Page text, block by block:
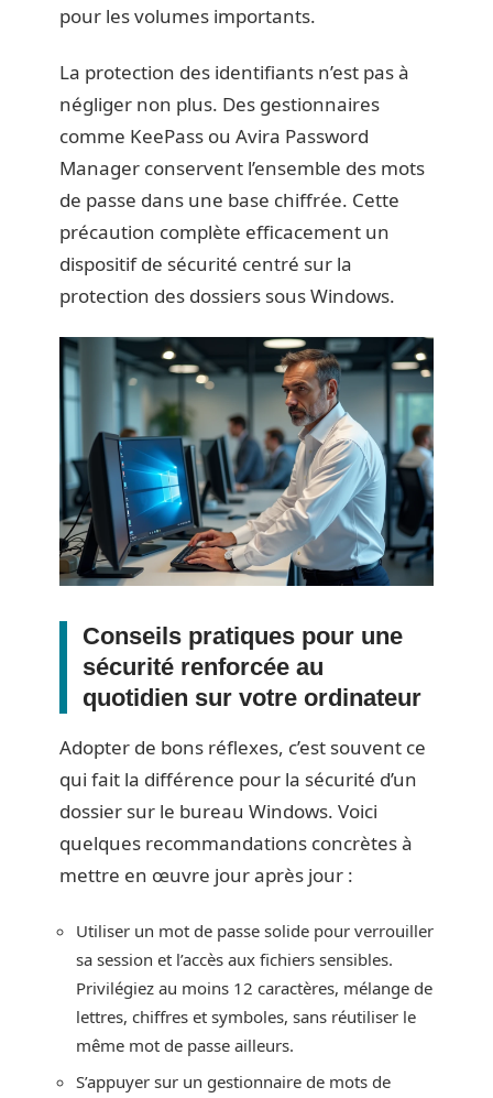
pour les volumes importants.
La protection des identifiants n’est pas à
négliger non plus. Des gestionnaires
comme KeePass ou Avira Password
Manager conservent l’ensemble des mots
de passe dans une base chiffrée. Cette
précaution complète efficacement un
dispositif de sécurité centré sur la
protection des dossiers sous Windows.
Conseils pratiques pour une
sécurité renforcée au
quotidien sur votre ordinateur
Adopter de bons réflexes, c’est souvent ce
qui fait la différence pour la sécurité d’un
dossier sur le bureau Windows. Voici
quelques recommandations concrètes à
mettre en œuvre jour après jour :
Utiliser un mot de passe solide pour verrouiller
sa session et l’accès aux fichiers sensibles.
Privilégiez au moins 12 caractères, mélange de
lettres, chiffres et symboles, sans réutiliser le
même mot de passe ailleurs.
S’appuyer sur un gestionnaire de mots de